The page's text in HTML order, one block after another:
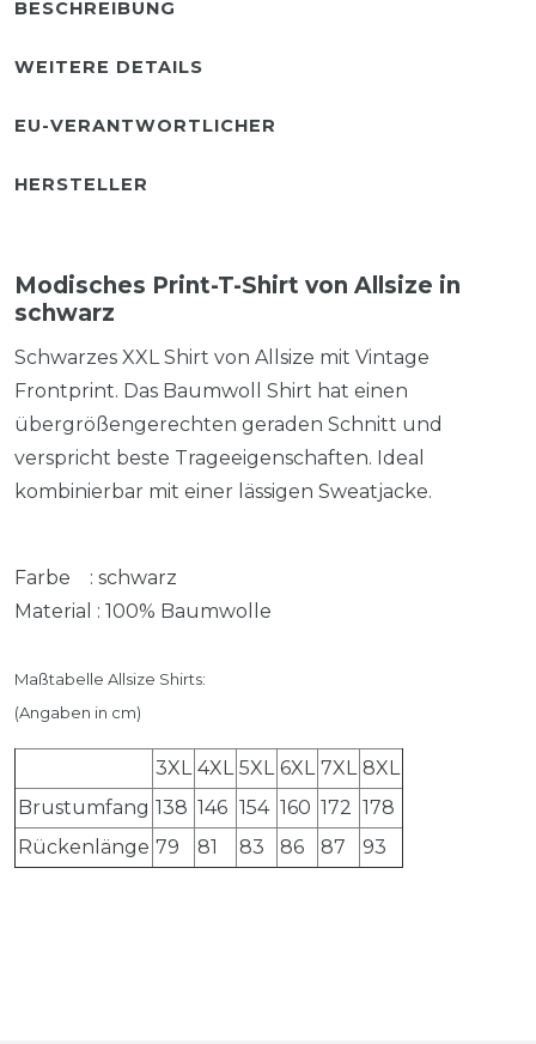
BESCHREIBUNG
WEITERE DETAILS
EU-VERANTWORTLICHER
HERSTELLER
Modisches Print-T-Shirt von Allsize in
schwarz
Schwarzes XXL Shirt von Allsize mit Vintage
Frontprint. Das Baumwoll Shirt hat einen
übergrößengerechten geraden Schnitt und
verspricht beste Trageeigenschaften. Ideal
kombinierbar mit einer lässigen Sweatjacke.
Farbe : schwarz
Material : 100% Baumwolle
Maßtabelle Allsize Shirts:
(Angaben in cm)
3XL 4XL 5XL 6XL 7XL 8XL
Brustumfang 138 146 154 160 172 178
Rückenlänge 79 81 83 86 87 93